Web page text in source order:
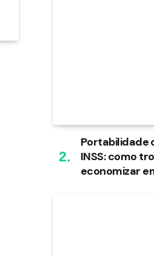
Portabilidade
INSS: como
economizar